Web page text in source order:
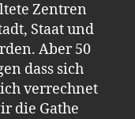
Zentren
Staat und
Aber 50
dass sich
verrechnet
die Gathe